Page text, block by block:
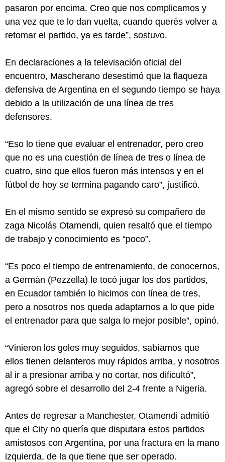
pasaron por encima. Creo que nos complicamos y
una vez que te lo dan vuelta, cuando querés volver a
retomar el partido, ya es tarde”, sostuvo.
En declaraciones a la televisación oficial del
encuentro, Mascherano desestimó que la flaqueza
defensiva de Argentina en el segundo tiempo se haya
debido a la utilización de una línea de tres
defensores.
“Eso lo tiene que evaluar el entrenador, pero creo
que no es una cuestión de línea de tres o línea de
cuatro, sino que ellos fueron más intensos y en el
fútbol de hoy se termina pagando caro”, justificó.
En el mismo sentido se expresó su compañero de
zaga Nicolás Otamendi, quien resaltó que el tiempo
de trabajo y conocimiento es “poco”.
“Es poco el tiempo de entrenamiento, de conocernos,
a Germán (Pezzella) le tocó jugar los dos partidos,
en Ecuador también lo hicimos con línea de tres,
pero a nosotros nos queda adaptarnos a lo que pide
el entrenador para que salga lo mejor posible”, opinó.
“Vinieron los goles muy seguidos, sabíamos que
ellos tienen delanteros muy rápidos arriba, y nosotros
al ir a presionar arriba y no cortar, nos dificultó”,
agregó sobre el desarrollo del 2-4 frente a Nigeria.
Antes de regresar a Manchester, Otamendi admitió
que el City no quería que disputara estos partidos
amistosos con Argentina, por una fractura en la mano
izquierda, de la que tiene que ser operado.